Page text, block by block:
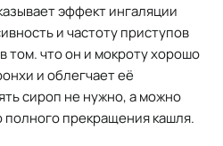
эффект ингаляции
и частоту приступов
том. что он и мокроту хорошо
и облегчает её
сироп не нужно, а можно
полного прекращения кашля.